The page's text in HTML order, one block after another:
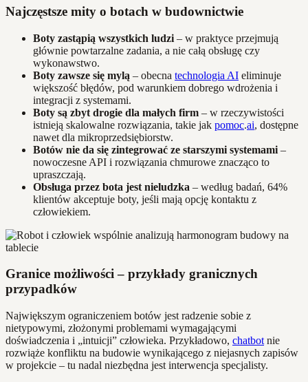
Najczęstsze mity o botach w budownictwie
Boty zastąpią wszystkich ludzi – w praktyce przejmują
głównie powtarzalne zadania, a nie całą obsługę czy
wykonawstwo.
Boty zawsze się mylą – obecna technologia AI eliminuje
większość błędów, pod warunkiem dobrego wdrożenia i
integracji z systemami.
Boty są zbyt drogie dla małych firm – w rzeczywistości
istnieją skalowalne rozwiązania, takie jak pomoc.ai, dostępne
nawet dla mikroprzedsiębiorstw.
Botów nie da się zintegrować ze starszymi systemami –
nowoczesne API i rozwiązania chmurowe znacząco to
upraszczają.
Obsługa przez bota jest nieludzka – według badań, 64%
klientów akceptuje boty, jeśli mają opcję kontaktu z
człowiekiem.
Granice możliwości – przykłady granicznych
przypadków
Największym ograniczeniem botów jest radzenie sobie z
nietypowymi, złożonymi problemami wymagającymi
doświadczenia i „intuicji” człowieka. Przykładowo, chatbot nie
rozwiąże konfliktu na budowie wynikającego z niejasnych zapisów
w projekcie – tu nadal niezbędna jest interwencja specjalisty.